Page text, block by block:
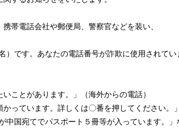
帯電話会社や郵便局、警察官などを装い、
）です。あなたの電話番号が詐欺に使用されて
いことがあります。」（海外からの電話）
かっています。詳しくは〇番を押してください
中国宛てでパスポート５冊等が入っています。」